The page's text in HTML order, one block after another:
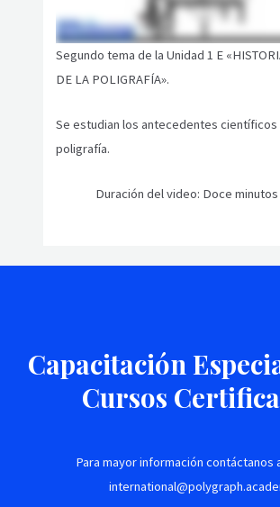
Segundo tema de la Unidad 1 E
DE LA POLIGRAFÍA».
Se estudian los antecedentes científicos
poligrafía.
Duración del video: Doce minutos
Capacitación
Cursos
Para mayor información contáctanos